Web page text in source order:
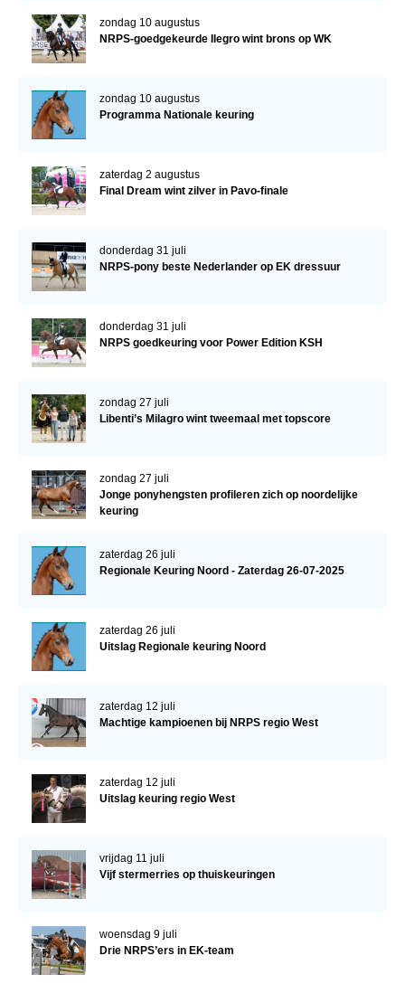
zondag 10 augustus
NRPS-goedgekeurde Ilegro wint brons op WK
zondag 10 augustus
Programma Nationale keuring
zaterdag 2 augustus
Final Dream wint zilver in Pavo-finale
donderdag 31 juli
NRPS-pony beste Nederlander op EK dressuur
donderdag 31 juli
NRPS goedkeuring voor Power Edition KSH
zondag 27 juli
Libenti’s Milagro wint tweemaal met topscore
zondag 27 juli
Jonge ponyhengsten profileren zich op noordelijke
keuring
zaterdag 26 juli
Regionale Keuring Noord - Zaterdag 26-07-2025
zaterdag 26 juli
Uitslag Regionale keuring Noord
zaterdag 12 juli
Machtige kampioenen bij NRPS regio West
zaterdag 12 juli
Uitslag keuring regio West
vrijdag 11 juli
Vijf stermerries op thuiskeuringen
woensdag 9 juli
Drie NRPS’ers in EK-team